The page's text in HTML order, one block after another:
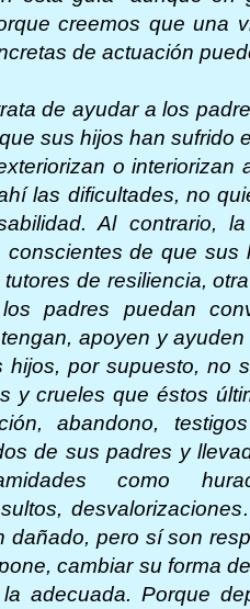
creemos que una
de actuación
de ayudar a los
sus hijos han sufrido
o
las dificultades, no
Al contrario,
conscientes de que
de resiliencia,
padres puedan
apoyen y
hijos, por supuesto, no
y crueles que éstos
abandono,
de sus padres y
como
dañado, pero sí son
cambiar su forma
adecuada. Porque